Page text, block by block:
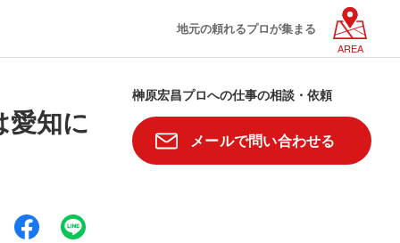
地元の頼れるプロが集まる
AREA
愛知に
榊原宏昌プロへの仕事の相談・依頼
メールで問い合わせる